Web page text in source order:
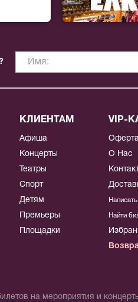
КЛИЕНТАМ
Афиша
Концерты
Театры
Спорт
Детям
Премьеры
Площадки
VIP-
О Нас
Найти
на мероприятия и